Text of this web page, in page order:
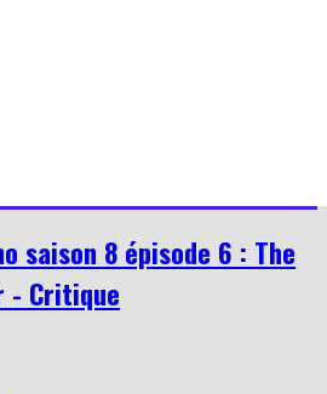
saison 8 épisode 6 : The
- Critique